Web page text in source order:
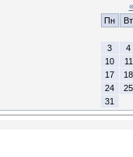
«
Пн
Вт
3
4
10
11
17
18
24
25
31